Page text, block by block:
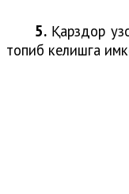
5. Қарздор
топиб келишга